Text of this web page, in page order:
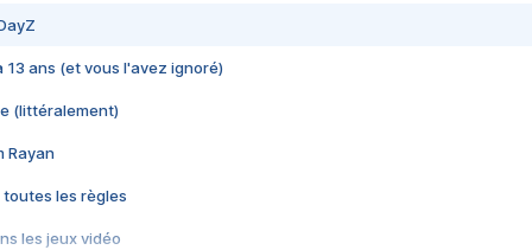
13 ans (et vous l'avez ignoré)
(littéralement)
Rayan
toutes les règles
les jeux vidéo